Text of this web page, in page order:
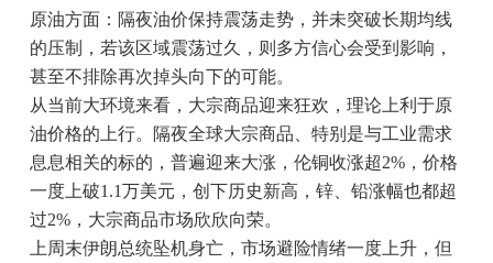
原油方面：隔夜油价保持震荡走势，并未突破长期均线
的压制，若该区域震荡过久，则多方信心会受到影响，
甚至不排除再次掉头向下的可能。
从当前大环境来看，大宗商品迎来狂欢，理论上利于原
油价格的上行。隔夜全球大宗商品、特别是与工业需求
息息相关的标的，普遍迎来大涨，伦铜收涨超2%，价格
一度上破1.1万美元，创下历史新高，锌、铅涨幅也都超
过2%，大宗商品市场欣欣向荣。
上周末伊朗总统坠机身亡，市场避险情绪一度上升，但